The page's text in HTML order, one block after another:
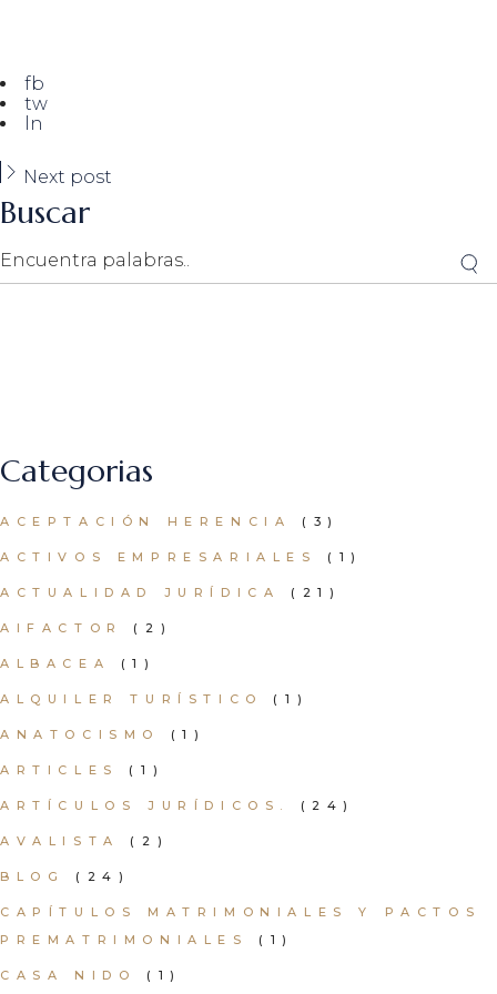
fb
tw
ln
Next post
Buscar
Search
Categorias
ACEPTACIÓN HERENCIA (3)
ACTIVOS EMPRESARIALES (1)
ACTUALIDAD JURÍDICA (21)
AIFACTOR (2)
ALBACEA (1)
ALQUILER TURÍSTICO (1)
ANATOCISMO (1)
ARTICLES (1)
ARTÍCULOS JURÍDICOS. (24)
AVALISTA (2)
BLOG (24)
CAPÍTULOS MATRIMONIALES Y PACTOS
PREMATRIMONIALES
(1)
CASA NIDO (1)